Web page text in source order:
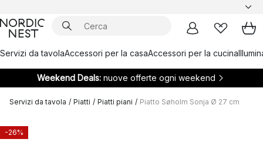
Servizi da tavolaAccessori per la casaAccessori per la cucina
Weekend Deals: nuove offerte ogni weekend
Servizi da tavola / Piatti / Piatti piani / Piatto Søholm Sonja Ø 27 cm
-26%